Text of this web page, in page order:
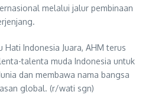
melalui jalur pembinaan
Indonesia Juara, AHM terus
talenta muda Indonesia untuk
dan membawa nama bangsa
global. (r/wati sgn)